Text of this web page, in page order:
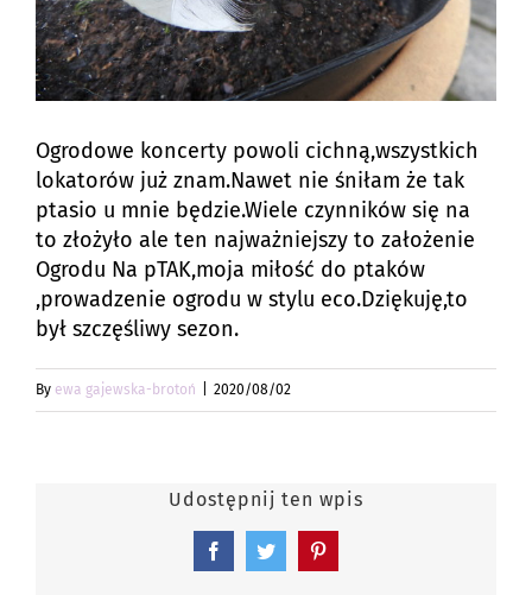
Ogrodowe koncerty powoli cichną,wszystkich
lokatorów już znam.Nawet nie śniłam że tak
ptasio u mnie będzie.Wiele czynników się na
to złożyło ale ten najważniejszy to założenie
Ogrodu Na pTAK,moja miłość do ptaków
,prowadzenie ogrodu w stylu eco.Dziękuję,to
był szczęśliwy sezon.
By ewa gajewska-brotoń 2020/08/02
Udostępnij ten wpis
FacebookTwitterPinterest